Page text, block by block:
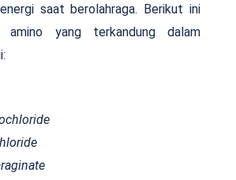
saat berolahraga. Berikut ini
amino yang terkandung dalam